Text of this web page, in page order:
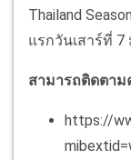
Thailand
แรกวันเสาร์ที่ 7
สามารถติดตาม
https://